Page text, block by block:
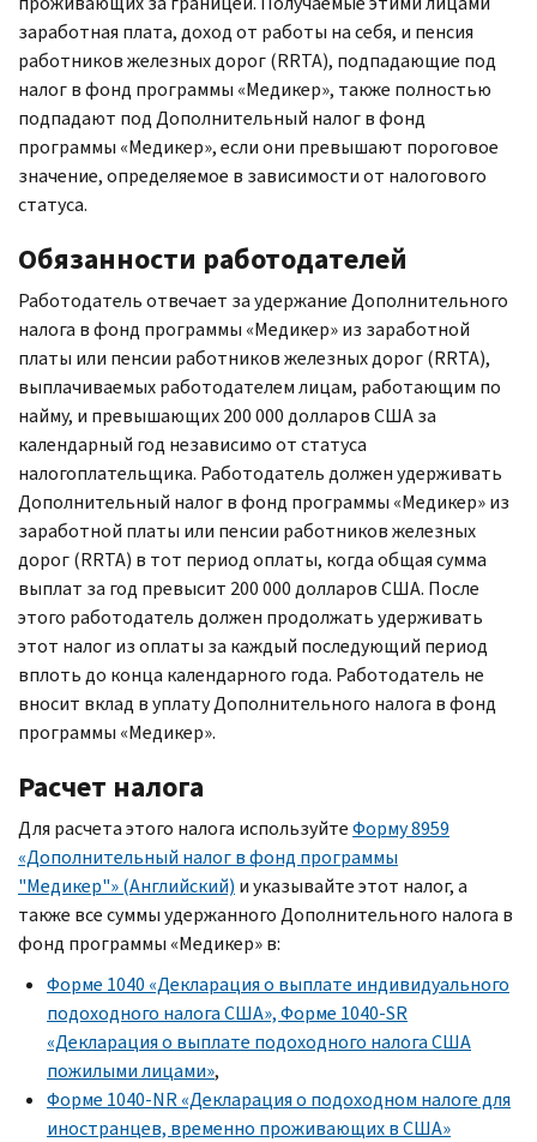
заработная плата, доход от работы на себя, и пенсия
работников железных дорог (RRTA), подпадающие под
налог в фонд программы «Медикер», также полностью
подпадают под Дополнительный налог в фонд
программы «Медикер», если они превышают пороговое
значение, определяемое в зависимости от налогового
статуса.
Обязанности работодателей
Работодатель отвечает за удержание Дополнительного
налога в фонд программы «Медикер» из заработной
платы или пенсии работников железных дорог (RRTA),
выплачиваемых работодателем лицам, работающим по
найму, и превышающих 200 000 долларов США за
календарный год независимо от статуса
налогоплательщика. Работодатель должен удерживать
Дополнительный налог в фонд программы «Медикер» из
заработной платы или пенсии работников железных
дорог (RRTA) в тот период оплаты, когда общая сумма
выплат за год превысит 200 000 долларов США. После
этого работодатель должен продолжать удерживать
этот налог из оплаты за каждый последующий период
вплоть до конца календарного года. Работодатель не
вносит вклад в уплату Дополнительного налога в фонд
программы «Медикер».
Расчет налога
Для расчета этого налога используйтеФорму 8959
«Дополнительный налог в фонд программы
"Медикер"» (Английский) и указывайте этот налог, а
также все суммы удержанного Дополнительного налога в
фонд программы «Медикер» в:
Форме 1040 «Декларация о выплате индивидуального
подоходного налога США», Форме 1040-SR
«Декларация о выплате подоходного налога США
пожилыми лицами»,
Форме 1040-NR «Декларация о подоходном налоге для
иностранцев, временно проживающих в США»